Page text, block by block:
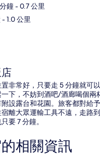
鐘- 0.7 公里
- 1.0 公里
非常好，只要走 5 分鐘就可
下，不妨到酒吧/酒廊喝個兩
設露台和花園。旅客都對給
離大眾運輸工具不遠，走路
要 7 分鐘。
相關資訊